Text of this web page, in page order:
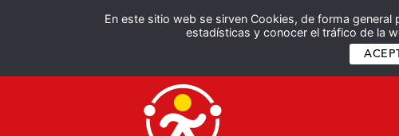
En este sitio web se sirven Cookies, de forma
estadísticas y conocer el tráfico de la